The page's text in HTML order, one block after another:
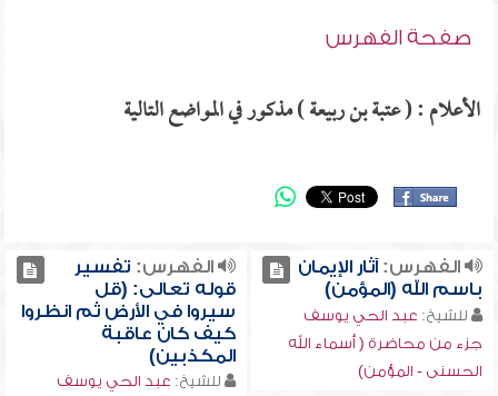
صفحة الفهرس
الأعلام : ( عتبة بن ربيعة ) مذكور في المواضع التالية
الفهرس:آثار الإيمان
باسم الله (المؤمن)
للشيخ: عبد الحي يوسف
جزء من محاضرة ( أسماء الله
الحسنى - المؤمن)
الفهرس: تفسير
قوله تعالى: (قل
سيروا في الأرض ثم انظروا
كيف كان عاقبة
المكذبين)
للشيخ: عبد الحي يوسف